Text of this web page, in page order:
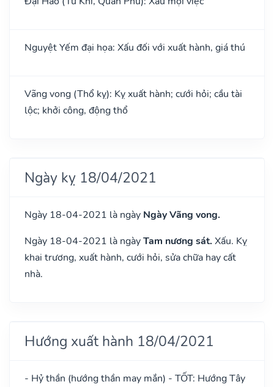
Nguyệt Yếm đại họa: Xấu đối với xuất hành, giá thú
Vãng vong (Thổ kỵ): Kỵ xuất hành; cưới hỏi; cầu tài
lộc; khởi công, động thổ
Ngày kỵ 18/04/2021
Ngày 18-04-2021 là ngày Ngày Vãng vong.
Ngày 18-04-2021 là ngàyTam nương sát. Xấu. Kỵ
khai trương, xuất hành, cưới hỏi, sửa chữa hay cất
nhà.
Hướng xuất hành 18/04/2021
- Hỷ thần (hướng thần may mắn) - TỐT: Hướng Tây